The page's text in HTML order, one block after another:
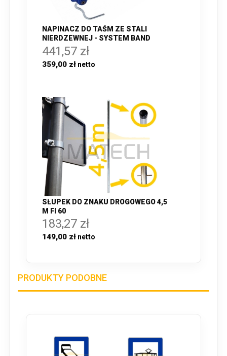
NAPINACZ DO TAŚM ZE STALI
NIERDZEWNEJ - SYSTEM BAND
441,57 zł
359,00 zł
SŁUPEK DO ZNAKU DROGOWEGO 4,5
M FI 60
183,27 zł
149,00 zł
PRODUKTY PODOBNE